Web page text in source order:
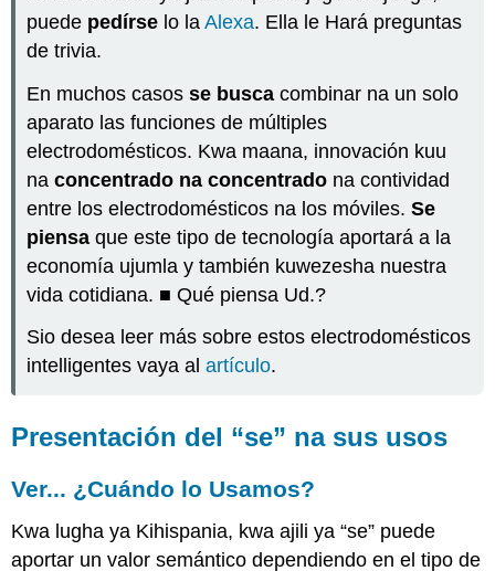
“kutumia”
na
ajali
El
“se”
variante
del
pronombre
de
objeto
indirecto
y
“Angalia”
+
sheria,
mwisho
Verbos
puede pedírse lo laAlexa. Ella le Hará preguntas
de trivia.
En muchos casosse busca combinar na un solo
aparato las funciones de múltiples
electrodomésticos. Kwa maana, innovación kuu
naconcentrado na concentrado na contividad
entre los electrodomésticos na los móviles.Se
piensa que este tipo de tecnología aportará a la
economía ujumla y también kuwezesha nuestra
vida cotidiana. ■ Qué piensa Ud.?
Sio desea leer más sobre estos electrodomésticos
intelligentes vaya alartículo.
Presentación del “se” na sus usos
Ver... ¿Cuándo lo Usamos?
Kwa lugha ya Kihispania, kwa ajili ya “se” puede
aportar un valor semántico dependiendo en el tipo de